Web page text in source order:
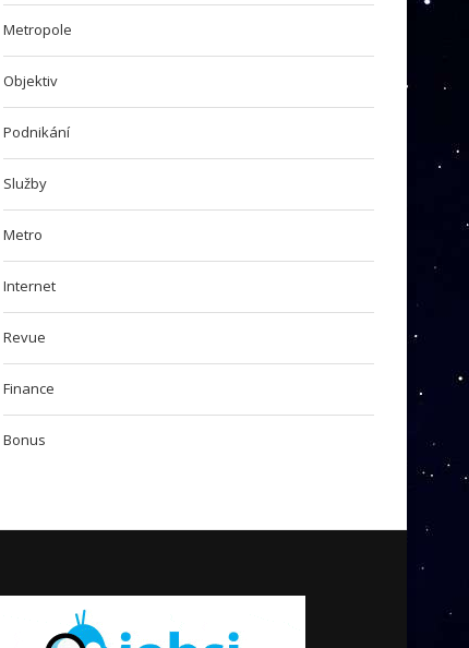
Metropole
Objektiv
Podnikání
Služby
Metro
Internet
Revue
Finance
Bonus